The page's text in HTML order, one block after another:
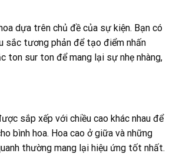
dựa trên chủ đề của sự kiện. Bạn có
sắc tương phản để tạo điểm nhấn
ton sur ton để mang lại sự nhẹ nhàng,
sắp xếp với chiều cao khác nhau để
bình hoa. Hoa cao ở giữa và những
thường mang lại hiệu ứng tốt nhất.